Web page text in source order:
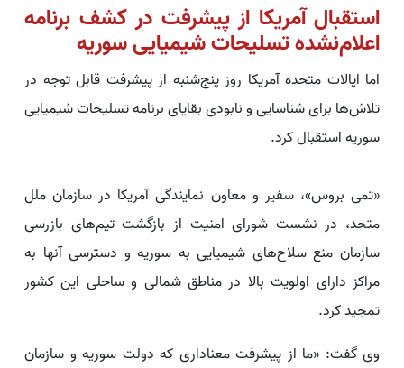
استقبال آمریکا از پیشرفت در کشف برنامه
اعلام‌نشده تسلیحات شیمیایی سوریه
اما ایالات متحده آمریکا روز پنج‌شنبه از پیشرفت قابل توجه در
تلاش‌ها برای شناسایی و نابودی بقایای برنامه تسلیحات شیمیایی
سوریه استقبال کرد.
«تمی بروس»، سفیر و معاون نمایندگی آمریکا در سازمان ملل
متحد، در نشست شورای امنیت از بازگشت تیم‌های بازرسی
سازمان منع سلاح‌های شیمیایی به سوریه و دسترسی آنها به
مراکز دارای اولویت بالا در مناطق شمالی و ساحلی این کشور
تمجید کرد.
وی گفت: «ما از پیشرفت معناداری که دولت سوریه و سازمان